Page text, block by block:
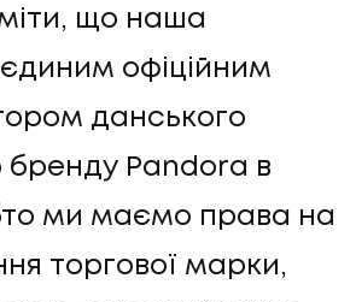
що наша
офіційним
данського
бренду Pandora в
ми маємо права на
торгової марки,